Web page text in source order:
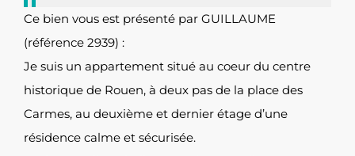
Ce bien vous est présenté par GUILLAUME
(référence 2939) :
Je suis un appartement situé au coeur du centre
historique de Rouen, à deux pas de la place des
Carmes, au deuxième et dernier étage d’une
résidence calme et sécurisée.